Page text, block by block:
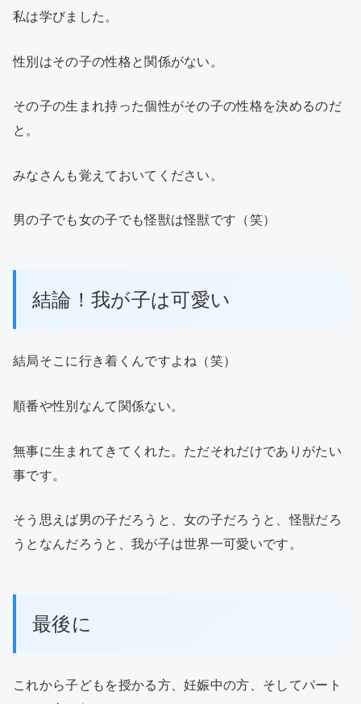
私は学びました。
性別はその子の性格と関係がない。
その子の生まれ持った個性がその子の性格を決めるのだ
と。
みなさんも覚えておいてください。
男の子でも女の子でも怪獣は怪獣です（笑）
結論！我が子は可愛い
結局そこに行き着くんですよね（笑）
順番や性別なんて関係ない。
無事に生まれてきてくれた。ただそれだけでありがたい
事です。
そう思えば男の子だろうと、女の子だろうと、怪獣だろ
うとなんだろうと、我が子は世界一可愛いです。
最後に
これから子どもを授かる方、妊娠中の方、そしてパート